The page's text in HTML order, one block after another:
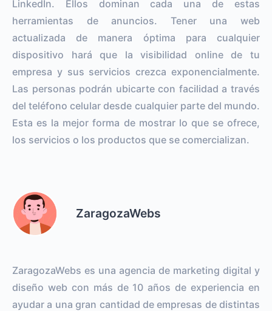
LinkedIn. Ellos dominan cada una de estas
herramientas de anuncios. Tener una web
actualizada de manera óptima para cualquier
dispositivo hará que la visibilidad online de tu
empresa y sus servicios crezca exponencialmente.
Las personas podrán ubicarte con facilidad a través
del teléfono celular desde cualquier parte del mundo.
Esta es la mejor forma de mostrar lo que se ofrece,
los servicios o los productos que se comercializan.
ZaragozaWebs
ZaragozaWebs es una agencia de marketing digital y
diseño web con más de 10 años de experiencia en
ayudar a una gran cantidad de empresas de distintas